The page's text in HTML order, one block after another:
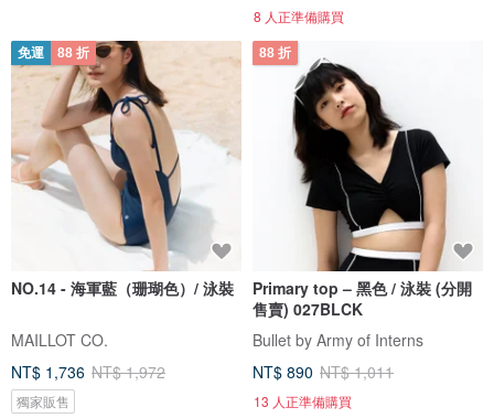
8 人正準備購買
免運 88 折
NO.14 - 海軍藍（珊瑚色）/ 泳裝
MAILLOT CO.
NT$ 1,736 NT$ 1,972
獨家販售
88 折
Primary top – 黑色 / 泳裝 (分開
售賣) 027BLCK
Bullet by Army of Interns
NT$ 890 NT$ 1,011
13 人正準備購買